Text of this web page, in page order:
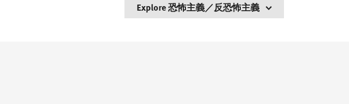
Explore 恐怖主義／反恐怖主義